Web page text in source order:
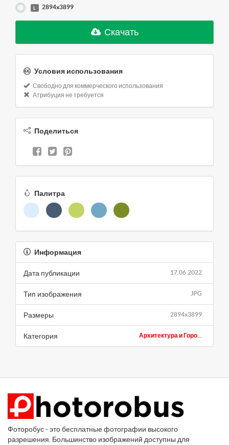
L 2894x3899
Скачать
Условия использования
Свободно для коммерческого использования
Атрибуция не требуется
Поделиться
Палитра
Информация
17.06.2022
Дата публикации
JPG
Тип изображения
2894x3899
Размеры
Архитектура и Горо...
Категория
Фоторобус - это бесплатные фотографии высокого
разрешения. Большинство изображений доступны для